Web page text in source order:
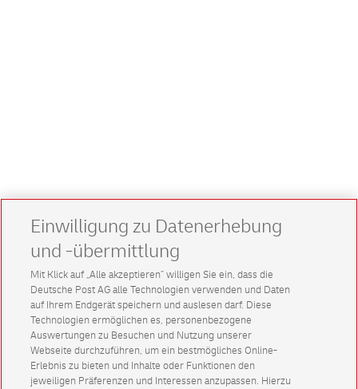
Einwilligung zu Datenerhebung
und -übermittlung
Mit Klick auf „Alle akzeptieren” willigen Sie ein, dass die
Deutsche Post AG alle Technologien verwenden und Daten
auf Ihrem Endgerät speichern und auslesen darf. Diese
Technologien ermöglichen es, personenbezogene
Auswertungen zu Besuchen und Nutzung unserer
Webseite durchzuführen, um ein bestmögliches Online-
Erlebnis zu bieten und Inhalte oder Funktionen den
jeweiligen Präferenzen und Interessen anzupassen. Hierzu